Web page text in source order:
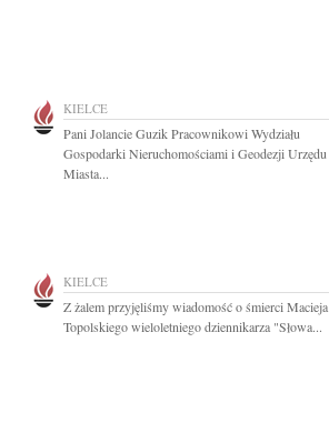
KIELCE
Pani Jolancie Guzik Pracownikowi Wydziału
Gospodarki Nieruchomościami i Geodezji Urzędu
Miasta...
KIELCE
Z żalem przyjęliśmy wiadomość o śmierci Macieja
Topolskiego wieloletniego dziennikarza "Słowa...